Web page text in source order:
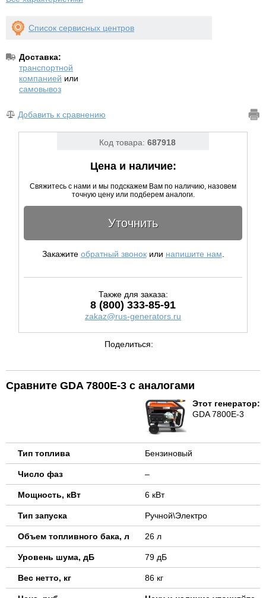
Список сервисных центров
Доставка:
транспортной
компанией или
самовывоз
Добавить к сравнению
Код товара: 687918
Цена и наличие:
Свяжитесь с нами и мы подскажем Вам по наличию, назовем
точную цену или подберем аналоги.
Уточнить
Закажите обратный звонокили напишите нам.
Также для заказа:
8 (800) 333-85-91
zakaz@rus-generators.ru
Поделиться:
Сравните GDA 7800E-3 с аналогами
Тип топлива
Число фаз
Мощность, кВт
Тип запуска
Объем топливного бака, л
Уровень шума, дБ
Вес нетто, кг
Этот генератор:
GDA 7800E-3
Бензиновый
–
6 кВт
Ручной\Электро
26 л
79 дБ
86 кг